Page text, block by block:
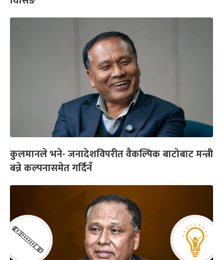
कुलमानले भने- जनादेशविपरीत वैकल्पिक बाटोबाट मन्त्री
बन्ने कल्पनासमेत गर्दिनँ